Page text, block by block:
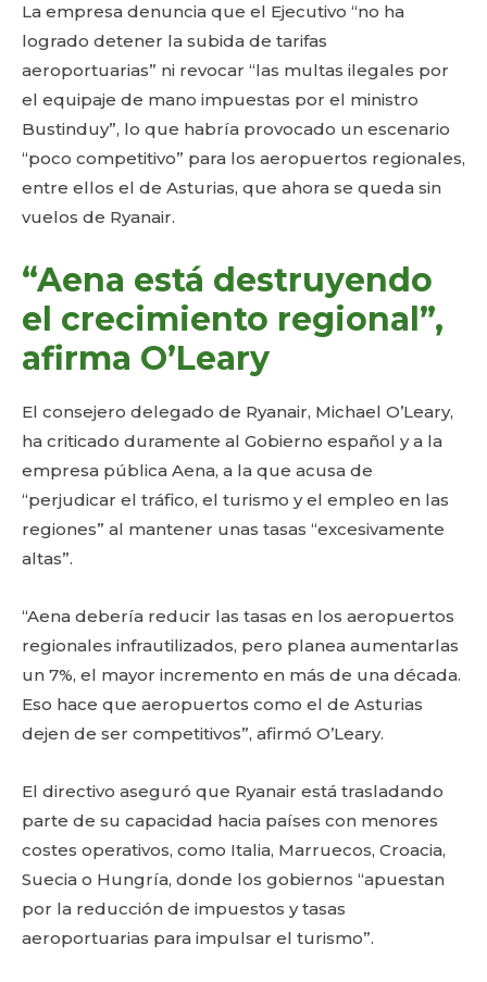
La empresa denuncia que el Ejecutivo “no ha
logrado detener la subida de tarifas
aeroportuarias” ni revocar “las multas ilegales por
el equipaje de mano impuestas por el ministro
Bustinduy”, lo que habría provocado un escenario
“poco competitivo” para los aeropuertos regionales,
entre ellos el de Asturias, que ahora se queda sin
vuelos de Ryanair.
“Aena está destruyendo
el crecimiento regional”,
afirma O’Leary
El consejero delegado de Ryanair, Michael O’Leary,
ha criticado duramente al Gobierno español y a la
empresa pública Aena, a la que acusa de
“perjudicar el tráfico, el turismo y el empleo en las
regiones” al mantener unas tasas “excesivamente
altas”.
“Aena debería reducir las tasas en los aeropuertos
regionales infrautilizados, pero planea aumentarlas
un 7%, el mayor incremento en más de una década.
Eso hace que aeropuertos como el de Asturias
dejen de ser competitivos”, afirmó O’Leary.
El directivo aseguró que Ryanair está trasladando
parte de su capacidad hacia países con menores
costes operativos, como Italia, Marruecos, Croacia,
Suecia o Hungría, donde los gobiernos “apuestan
por la reducción de impuestos y tasas
aeroportuarias para impulsar el turismo”.